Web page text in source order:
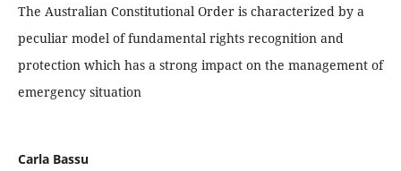
The Australian Constitutional Order is characterized by a
peculiar model of fundamental rights recognition and
protection which has a strong impact on the management of
emergency situation
Carla Bassu